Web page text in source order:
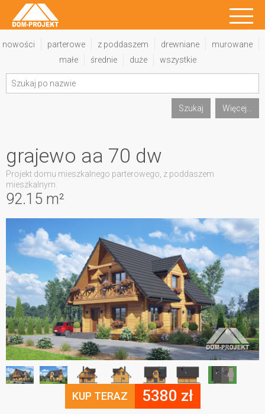
nowości parterowe z poddaszem drewniane
murowane
małe
średnie duże wszystkie
Szukaj Więcej...
92.15 m²
grajewo aa 70 dw
Projekt domu mieszkalnego parterowego, z poddaszem
mieszkalnym.
KUP TERAZ 5380 zł